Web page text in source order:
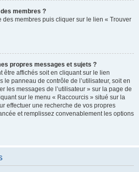
membres ?
des membres puis cliquer sur le lien « Trouver
propres messages et sujets ?
être affichés soit en cliquant sur le lien
le panneau de contrôle de l’utilisateur, soit en
les messages de l’utilisateur » sur la page de
sur le menu « Raccourcis » situé sur la
effectuer une recherche de vos propres
et remplissez convenablement les options